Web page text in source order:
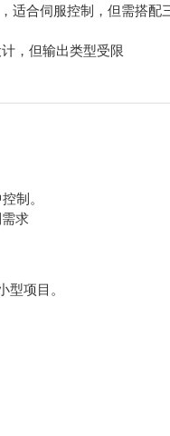
适合伺服控制，但需搭配
，但输出类型受限
制。
求
型项目。